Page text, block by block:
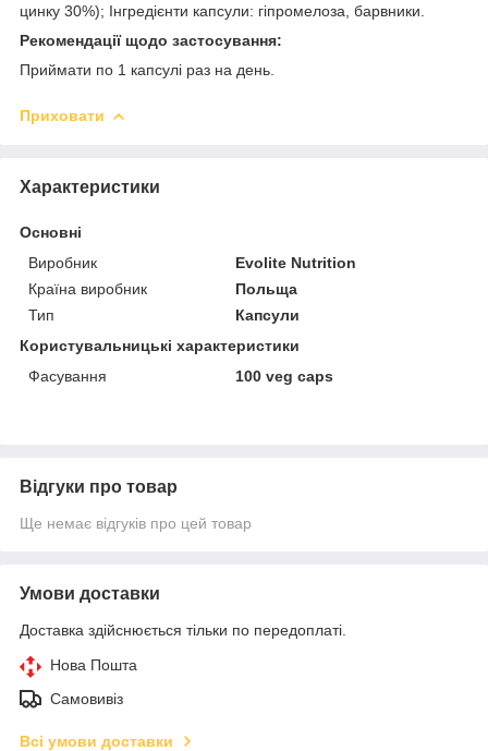
цинку 30%); Інгредієнти капсули: гіпромелоза, барвники.
Рекомендації щодо застосування:
Приймати по 1 капсулі раз на день.
Приховати
Характеристики
Основні
Виробник
Evolite Nutrition
Країна виробник
Польща
Тип
Капсули
Користувальницькі характеристики
Фасування
100 veg caps
Відгуки про товар
Ще немає відгуків про цей товар
Умови доставки
Доставка здійснюється тільки по передоплаті.
Нова Пошта
Самовивіз
Всі умови доставки